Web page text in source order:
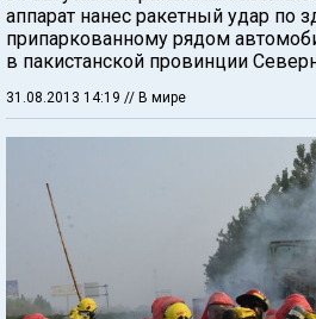
аппарат нанес ракетный удар по
припаркованному рядом
в пакистанской провинции
31.08.2013 14:19 // В мире